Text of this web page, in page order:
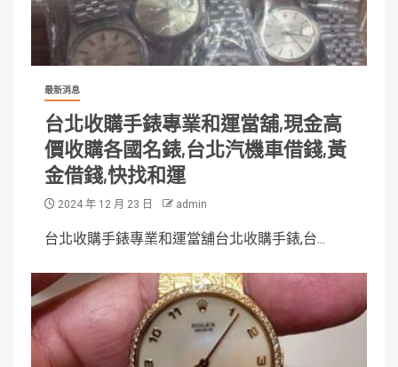
最新消息
台北收購手錶專業和運當舖,現金高
價收購各國名錶,台北汽機車借錢,黃
金借錢,快找和運
2024 年 12 月 23 日 admin
台北收購手錶專業和運當舖台北收購手錶,台...